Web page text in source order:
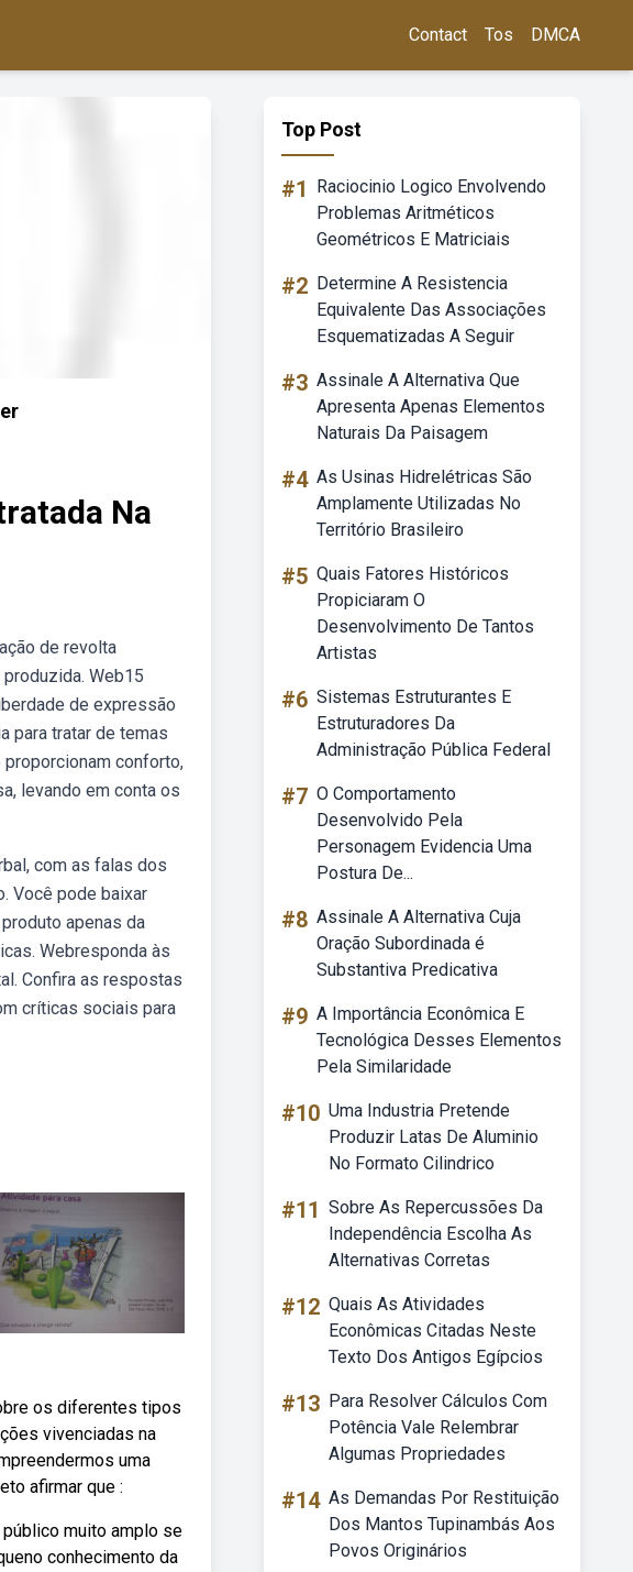
Contact Tos DMCA
Na
de revolta
Web15
de expressão
para tratar de temas
conforto,
levando em conta os
com as falas dos
Você pode baixar
apenas da
Webresponda às
Confira as respostas
críticas sociais para
os diferentes tipos
vivenciadas na
uma
afirmar que :
muito amplo se
conhecimento da
Top Post
#1
Raciocinio Logico Envolvendo
Problemas Aritméticos
Geométricos E Matriciais
#2 Determine A Resistencia
Equivalente Das Associações
Esquematizadas A Seguir
#3 Assinale A Alternativa Que
Apresenta Apenas Elementos
Naturais Da Paisagem
#4 As Usinas Hidrelétricas São
Amplamente Utilizadas No
Território Brasileiro
#5 Quais Fatores Históricos
Propiciaram O
Desenvolvimento De Tantos
Artistas
#6 Sistemas Estruturantes E
Estruturadores Da
Administração Pública Federal
#7 O Comportamento
Desenvolvido Pela
Personagem Evidencia Uma
Postura De...
#8 Assinale A Alternativa Cuja
Oração Subordinada é
Substantiva Predicativa
#9 A Importância Econômica E
Tecnológica Desses Elementos
Pela Similaridade
#10 Uma Industria Pretende
Produzir Latas De Aluminio
No Formato Cilindrico
#11 Sobre As Repercussões Da
Independência Escolha As
Alternativas Corretas
#12 Quais As Atividades
Econômicas Citadas Neste
Texto Dos Antigos Egípcios
#13 Para Resolver Cálculos Com
Potência Vale Relembrar
Algumas Propriedades
#14 As Demandas Por Restituição
Dos Mantos Tupinambás Aos
Povos Originários